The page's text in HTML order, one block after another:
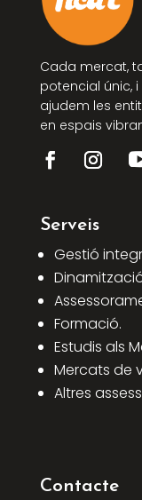
Cada mercat,
potencial únic,
ajudem les
en espais
Serveis
Gestió
Formació.
Estudis als
Mercats de
Altres
Contacte